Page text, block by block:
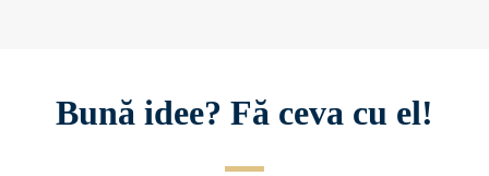
Bună idee? Fă ceva cu el!